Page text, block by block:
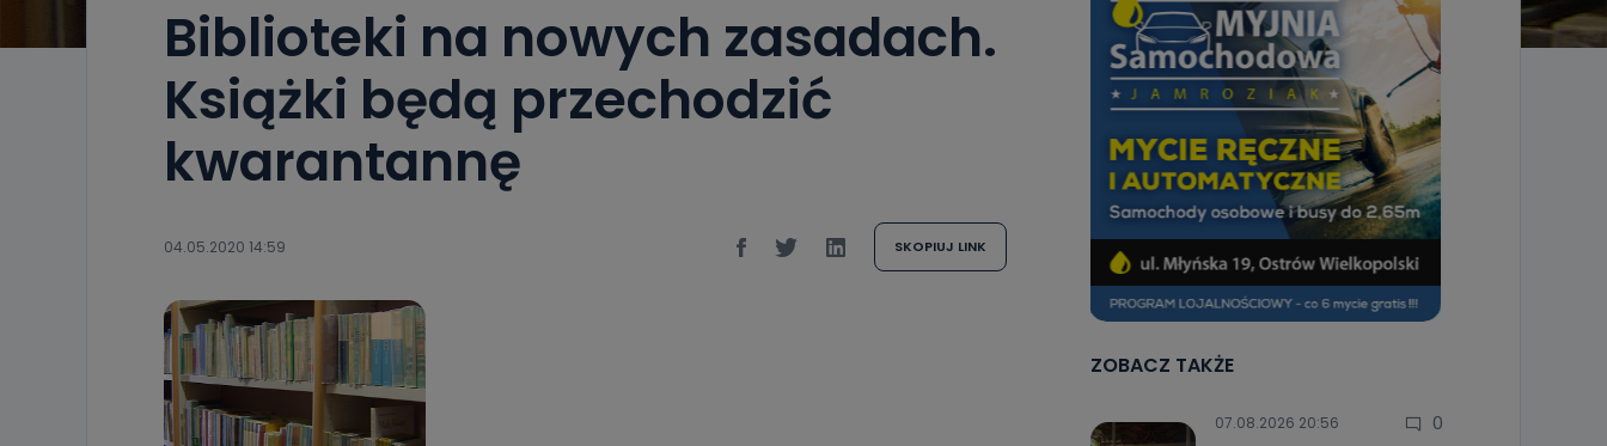
Biblioteki na nowych zasadach.
Książki będą przechodzić
kwarantannę
04.05.2020 14:59 SKOPIUJ LINK
ZOBACZ TAKŻE
07.08.2026 20:56 0